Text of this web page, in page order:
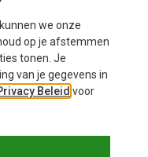
we onze
op je afstemmen
tonen. Je
van je gegevens in
Beleid voor